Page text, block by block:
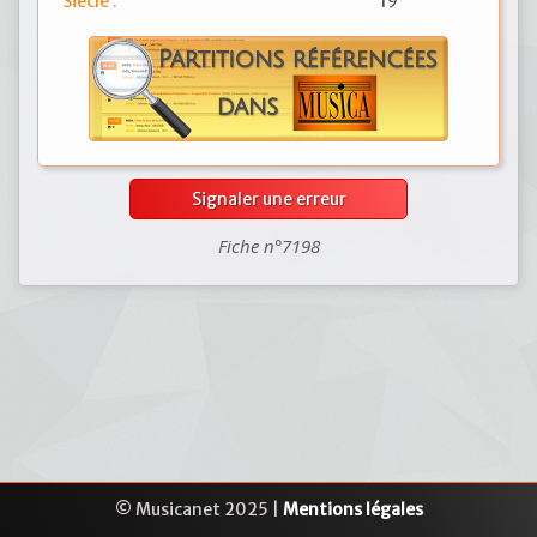
Signaler une erreur
Fiche n°7198
© Musicanet 2025 | Mentions légales